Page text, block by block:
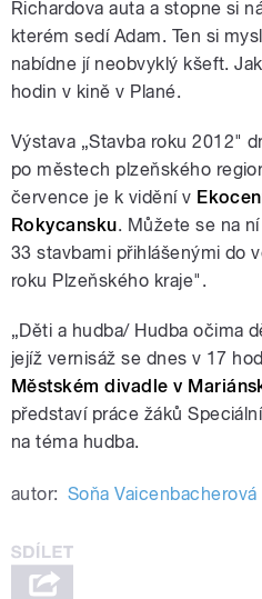
Richardova auta a stopne si
kterém sedí Adam. Ten si
nabídne jí neobvyklý kšeft.
hodin v kině v Plané.
Výstava „Stavba roku 2012"
po městech plzeňského
července je k vidění v
Rokycansku. Můžete se na
33 stavbami přihlášenými do
roku Plzeňského kraje".
„Děti a hudba/ Hudba očima
jejíž vernisáž se dnes v 17
Městském divadle v
představí práce žáků
na téma hudba.
autor: Soňa Vaicenbacherová